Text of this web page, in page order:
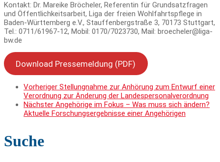
Kontakt: Dr. Mareike Bröcheler, Referentin für Grundsatzfragen
und Öffentlichkeitsarbeit, Liga der freien Wohlfahrtspflege in
Baden-Württemberg e.V., Stauffenbergstraße 3, 70173 Stuttgart,
Tel.: 0711/61967-12, Mobil: 0170/7023730, Mail: broecheler@liga-
bw.de
Download Pressemeldung (PDF)
Vorheriger Stellungnahme zur Anhörung zum Entwurf einer
Verordnung zur Änderung der Landespersonalverordnung
Nächster Angehörige im Fokus – Was muss sich ändern?
Aktuelle Forschungsergebnisse einer Angehörigen
Suche